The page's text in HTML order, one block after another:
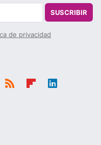
SUSCRIBIR
de privacidad